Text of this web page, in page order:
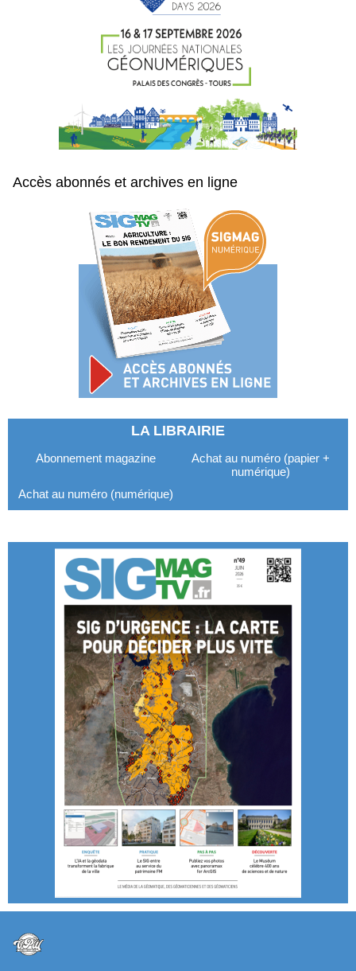
Accès abonnés et archives en ligne
LA LIBRAIRIE
Abonnement magazine
Achat au numéro (papier +
numérique)
Achat au numéro (numérique)